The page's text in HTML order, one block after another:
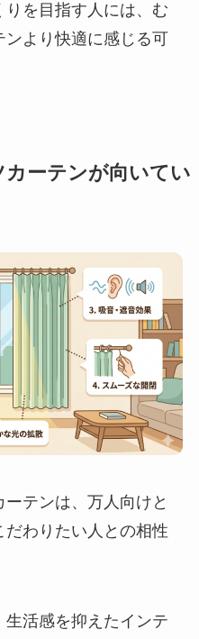
を目指す人には、む
ンより快適に感じる可
ーテンが向いてい
テンは、万人向けと
わりたい人との相性
活感を抑えたインテ